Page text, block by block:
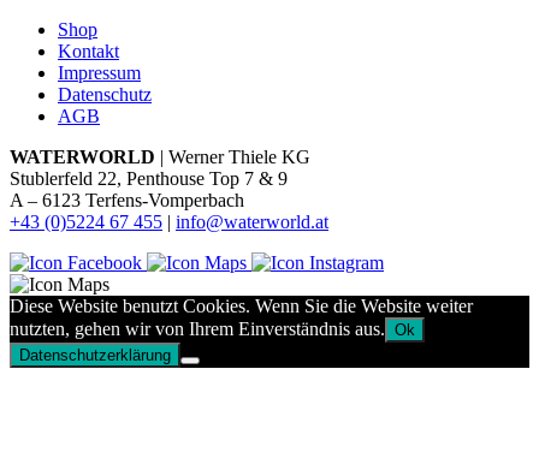
Shop
Kontakt
Impressum
Datenschutz
AGB
WATERWORLD | Werner Thiele KG
Stublerfeld 22, Penthouse Top 7 & 9
A – 6123 Terfens-Vomperbach
+43 (0)5224 67 455 | info@waterworld.at
Diese Website benutzt Cookies. Wenn Sie die Website weiter
nutzten, gehen wir von Ihrem Einverständnis aus. Ok
Datenschutzerklärung